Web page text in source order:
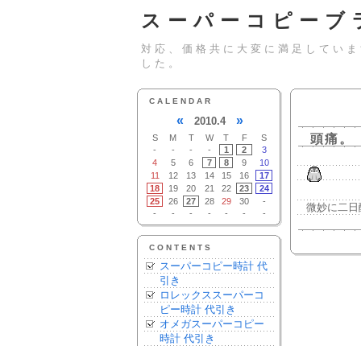
スーパーコピー
対応、価格共に大変に満足してい
した。
頭痛。
微妙に二
CALENDAR
« 2010.4 »
S M T W T F
S
-
- - - 1 2
3
4
5 6 7 8 9
10
11
12 13 14 15 16
17
18
19 20 21 22 23
24
25
26 27 28 29 30
-
-
- - - - - -
CONTENTS
スーパーコピー時計 代
引き
ロレックススーパーコ
ピー時計 代引き
オメガスーパーコピー
時計 代引き